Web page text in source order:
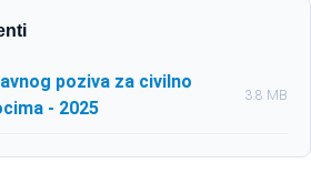
poziva za civilno
- 2025
3.8 MB